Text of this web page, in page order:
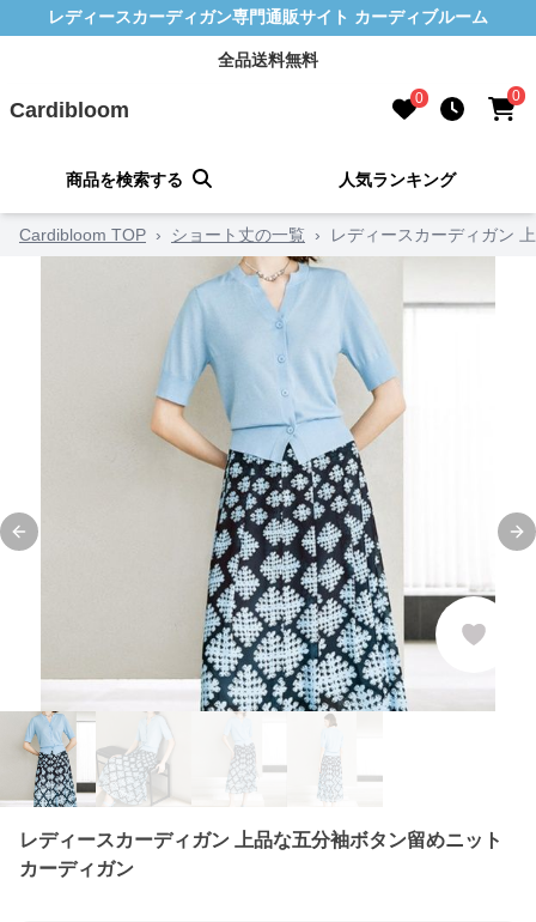
レディースカーディガン専門通販サイト カーディブルーム
全品送料無料
Cardibloom 0 0
商品を検索する 人気ランキング
Cardibloom TOP › ショート丈の一覧 › レディースカーディガン
Previous slide
レディースカーディガン 上品な五分袖ボタン留めニット
カーディガン